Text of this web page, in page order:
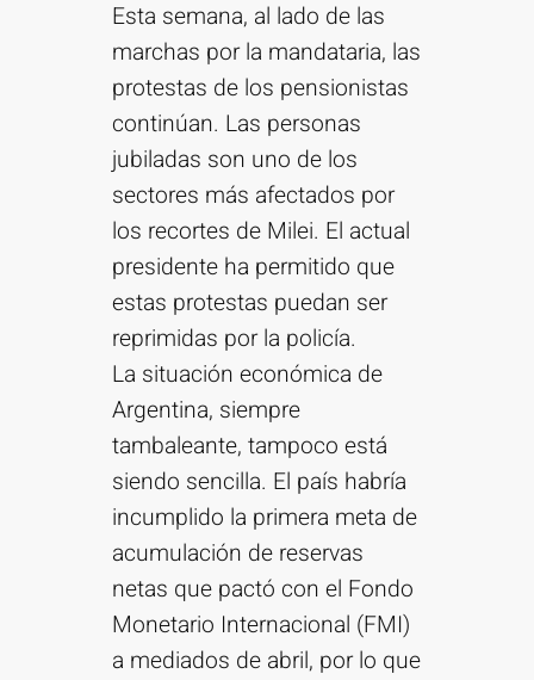
Esta semana, al lado de las
marchas por la mandataria, las
protestas de los pensionistas
continúan. Las personas
jubiladas son uno de los
sectores más afectados por
los recortes de Milei. El actual
presidente ha permitido que
estas protestas puedan ser
reprimidas por la policía.
La situación económica de
Argentina, siempre
tambaleante, tampoco está
siendo sencilla. El país habría
incumplido la primera meta de
acumulación de reservas
netas que pactó con el Fondo
Monetario Internacional (FMI)
a mediados de abril, por lo que